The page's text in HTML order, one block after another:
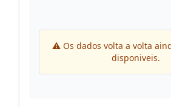
⚠ Os dados volta a volta
disponiveis.